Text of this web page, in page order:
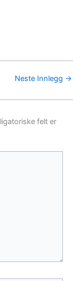
Neste Innlegg →
felt er